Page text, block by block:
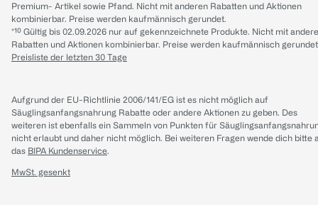
Premium- Artikel sowie Pfand. Nicht mit anderen Rabatten und Aktionen
kombinierbar. Preise werden kaufmännisch gerundet.
*¹⁰ Gültig bis 02.09.2026 nur auf gekennzeichnete Produkte. Nicht mit
Rabatten und Aktionen kombinierbar. Preise werden kaufmännisch
Preisliste der letzten 30 Tage
Aufgrund der EU-Richtlinie 2006/141/EG ist es nicht möglich auf
Säuglingsanfangsnahrung Rabatte oder andere Aktionen zu geben. Des
weiteren ist ebenfalls ein Sammeln von Punkten für
nicht erlaubt und daher nicht möglich. Bei weiteren Fragen wende dich bitte
das BIPA Kundenservice.
MwSt. gesenkt